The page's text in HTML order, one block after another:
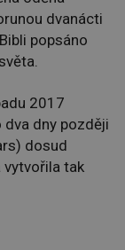
dvanácti
popsáno
2017
dny později
dosud
vytvořila tak